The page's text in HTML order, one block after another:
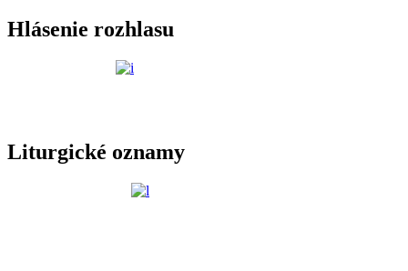
Hlásenie rozhlasu
Liturgické oznamy